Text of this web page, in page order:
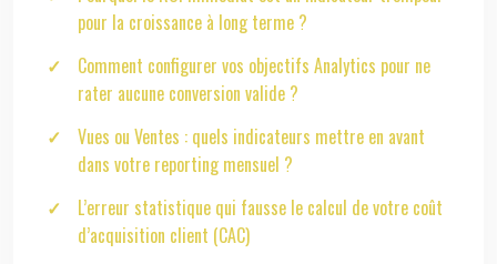
pour la croissance à long terme ?
Comment configurer vos objectifs Analytics pour ne
rater aucune conversion valide ?
Vues ou Ventes : quels indicateurs mettre en avant
dans votre reporting mensuel ?
L’erreur statistique qui fausse le calcul de votre coût
d’acquisition client (CAC)